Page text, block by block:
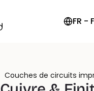
Couches de circuits
SelectFR -